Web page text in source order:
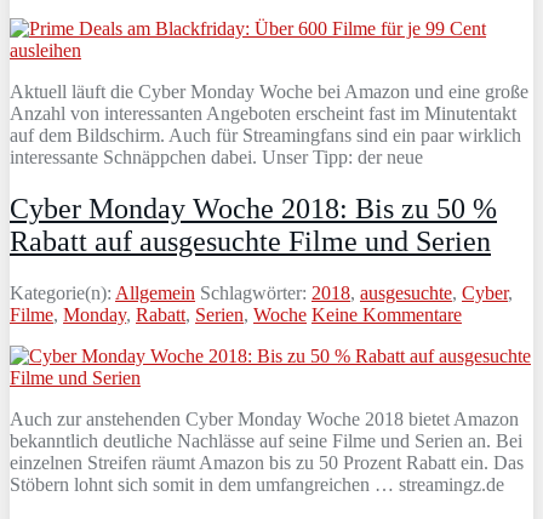
Aktuell läuft die Cyber Monday Woche bei Amazon und eine große
Anzahl von interessanten Angeboten erscheint fast im Minutentakt
auf dem Bildschirm. Auch für Streamingfans sind ein paar wirklich
interessante Schnäppchen dabei. Unser Tipp: der neue
Cyber Monday Woche 2018: Bis zu 50 %
Rabatt auf ausgesuchte Filme und Serien
Kategorie(n): Allgemein Schlagwörter: 2018, ausgesuchte, Cyber,
Filme, Monday, Rabatt, Serien, Woche Keine Kommentare
Auch zur anstehenden Cyber Monday Woche 2018 bietet Amazon
bekanntlich deutliche Nachlässe auf seine Filme und Serien an. Bei
einzelnen Streifen räumt Amazon bis zu 50 Prozent Rabatt ein. Das
Stöbern lohnt sich somit in dem umfangreichen … streamingz.de